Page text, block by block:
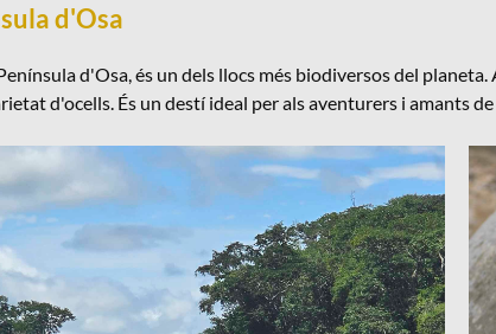
d'Osa
d'Osa, és un dels llocs més biodiversos del
d'ocells. És un destí ideal per als aventurers i amants